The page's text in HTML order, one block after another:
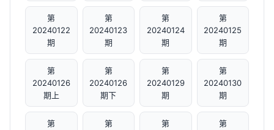
第
20240122
期
第
20240123
期
第
20240124
期
第
20240125
期
第
20240126
期上
第
20240126
期下
第
20240129
期
第
20240130
期
第
第
第
第